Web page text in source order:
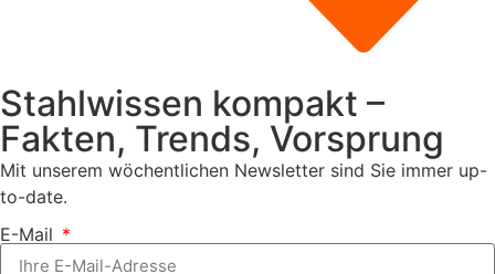
Stahlwissen kompakt –
Fakten, Trends, Vorsprung
Mit unserem wöchentlichen Newsletter sind Sie immer up-
to-date.
E-Mail